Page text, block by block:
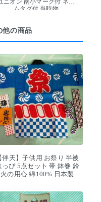
ムタグ付 当時物
他の商品
伴天】子供用 お祭り 半被
っぴ 5点セット 帯 鉢巻 鈴
火の用心 綿100% 日本製